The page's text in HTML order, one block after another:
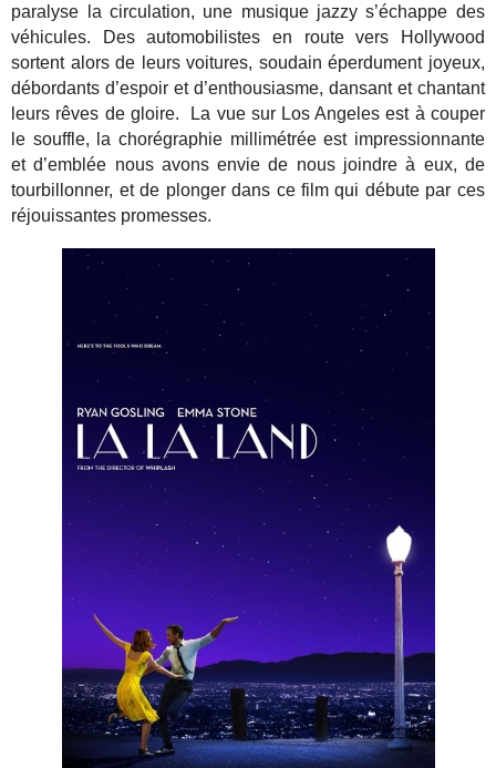
paralyse la circulation, une musique jazzy s’échappe des
véhicules. Des automobilistes en route vers Hollywood
sortent alors de leurs voitures, soudain éperdument joyeux,
débordants d’espoir et d’enthousiasme, dansant et chantant
leurs rêves de gloire. La vue sur Los Angeles est à couper
le souffle, la chorégraphie millimétrée est impressionnante
et d’emblée nous avons envie de nous joindre à eux, de
tourbillonner, et de plonger dans ce film qui débute par ces
réjouissantes promesses.